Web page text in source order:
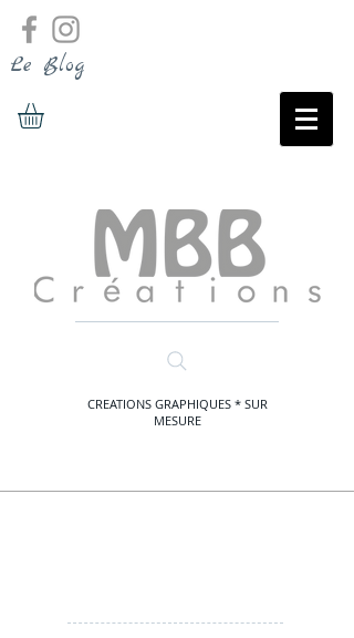
Le Blog
CREATIONS GRAPHIQUES * SUR
MESURE